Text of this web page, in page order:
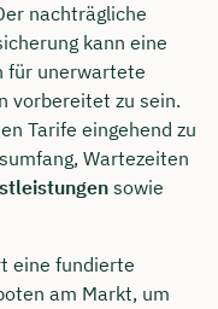
nachträgliche
kann eine
für unerwartete
vorbereitet zu sein.
Tarife eingehend zu
Wartezeiten
sowie
eine fundierte
am Markt, um